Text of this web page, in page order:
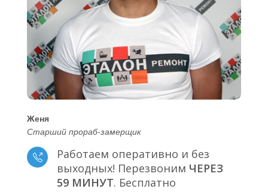
Женя
Старший прораб-замерщик
Работаем оперативно и без
выходных! Перезвоним ЧЕРЕЗ
59 МИНУТ. Бесплатно